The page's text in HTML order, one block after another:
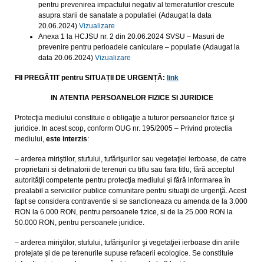
pentru prevenirea impactului negativ al temeraturilor crescute
asupra starii de sanatate a populatiei (Adaugat la data
20.06.2024) Vizualizare
Anexa 1 la HCJSU nr. 2 din 20.06.2024 SVSU – Masuri de
prevenire pentru perioadele caniculare – populatie (Adaugat la
data 20.06.2024) Vizualizare
FII PREGĂTIT pentru SITUAȚII DE URGENȚĂ: link
IN ATENTIA PERSOANELOR FIZICE SI JURIDICE
Protecţia mediului constituie o obligaţie a tuturor persoanelor fizice şi
juridice. In acest scop, conform OUG nr. 195/2005 – Privind protectia
mediului, este interzis:
– arderea miriştilor, stufului, tufărişurilor sau vegetaţiei ierboase, de catre
proprietarii si detinatorii de terenuri cu titlu sau fara titlu, fără acceptul
autorităţii competente pentru protecţia mediului şi fără informarea în
prealabil a serviciilor publice comunitare pentru situaţii de urgenţă. Acest
fapt se considera contraventie si se sanctioneaza cu amenda de la 3.000
RON la 6.000 RON, pentru persoanele fizice, si de la 25.000 RON la
50.000 RON, pentru persoanele juridice.
– arderea miriştilor, stufului, tufărişurilor şi vegetaţiei ierboase din ariile
protejate şi de pe terenurile supuse refacerii ecologice. Se constituie